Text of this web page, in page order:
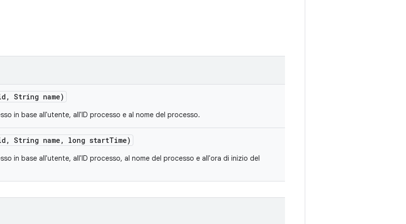
, String name)
in base all'utente, all'ID processo e al nome del processo.
, String name , long startTime)
in base all'utente, all'ID processo, al nome del processo e all'ora di inizio del